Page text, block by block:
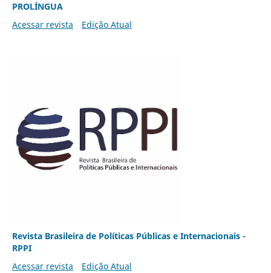
PROLÍNGUA
Acessar revista
Edição Atual
Revista Brasileira de Políticas Públicas e Internacionais -
RPPI
Acessar revista
Edição Atual